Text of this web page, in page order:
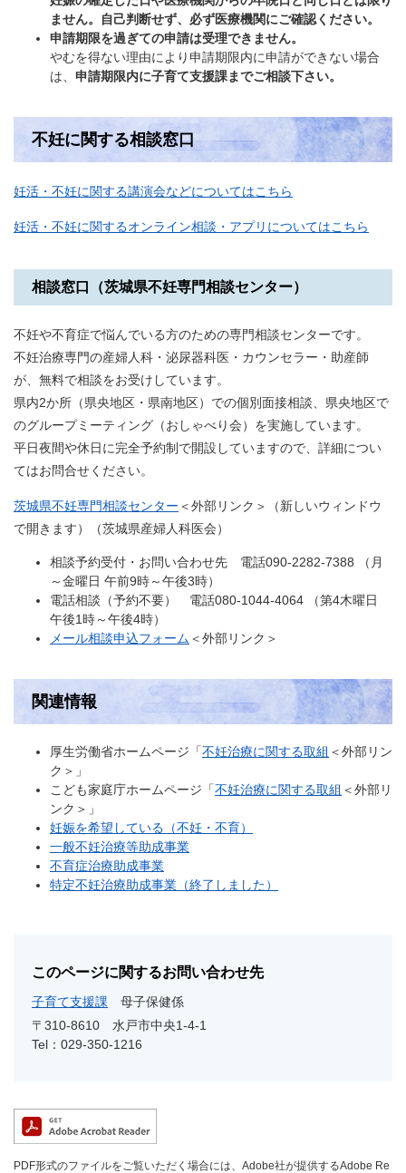
ません。自己判断せず、必ず医療機関にご確認ください。
申請期限を過ぎての申請は受理できません。
やむを得ない理由により申請期限内に申請ができない場合
は、 申請期限内に子育て支援課までご相談下さい。
不妊に関する相談窓口
妊活・不妊に関する講演会などについてはこちら
妊活・不妊に関するオンライン相談・アプリについてはこちら
相談窓口（茨城県不妊専門相談センター）
不妊や不育症で悩んでいる方のための専門相談センターです。
不妊治療専門の産婦人科・泌尿器科医・カウンセラー・助産師
が、無料で相談をお受けしています。
県内2か所（県央地区・県南地区）での個別面接相談、県央地区で
のグループミーティング（おしゃべり会）を実施しています。
平日夜間や休日に完全予約制で開設していますので、詳細につい
てはお問合せください。
茨城県不妊専門相談センター ＜外部リンク＞
（新しいウィンドウ
で開きます）（茨城県産婦人科医会）
相談予約受付・お問い合わせ先 電話090-2282-7388 （月
～金曜日 午前9時～午後3時）
電話相談（予約不要） 電話080-1044-4064 （第4木曜日
午後1時～午後4時）
メール相談申込フォーム ＜外部リンク＞
関連情報
厚生労働省ホームページ「不妊治療に関する取組 ＜外部リン
ク＞ 」
こども家庭庁ホームページ「不妊治療に関する取組 ＜外部リ
ンク＞ 」
妊娠を希望している（不妊・不育）
一般不妊治療等助成事業
不育症治療助成事業
特定不妊治療助成事業（終了しました）
このページに関するお問い合わせ先
子育て支援課
母子保健係
〒310-8610
水戸市中央1-4-1
Tel：029-350-1216
PDF形式のファイルをご覧いただく場合には、Adobe社が提供するAdobe Re